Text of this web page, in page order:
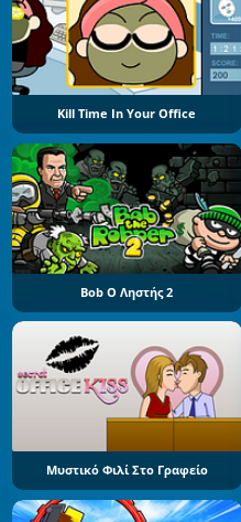
Kill Time In Your Office
Bob Ο Ληστής 2
Μυστικό Φιλί Στο Γραφείο